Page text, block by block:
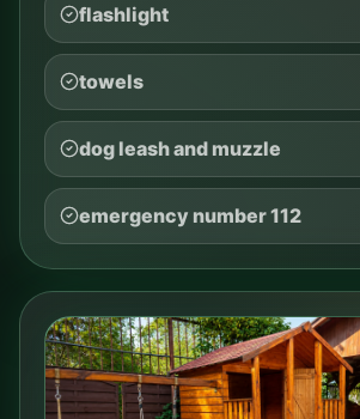
flashlight
towels
dog leash and muzzle
emergency number 112